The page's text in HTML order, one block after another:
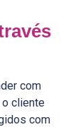
com
o cliente
com